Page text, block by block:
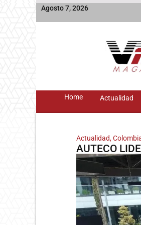
Agosto 7, 2026
Home Actualidad
Actualidad,
AUTECO